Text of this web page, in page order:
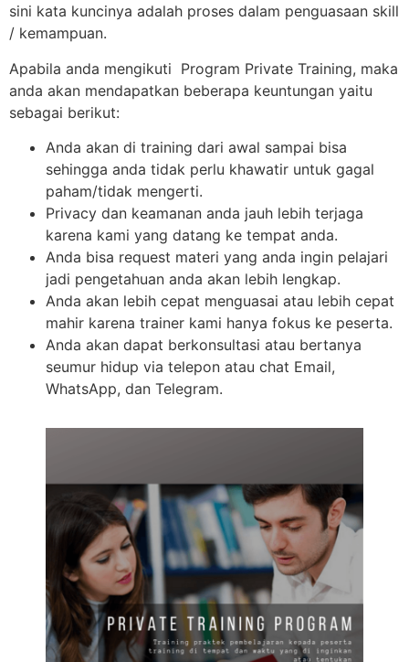
sini kata kuncinya adalah proses dalam penguasaan skill
/ kemampuan.
Apabila anda mengikuti Program Private Training, maka
anda akan mendapatkan beberapa keuntungan yaitu
sebagai berikut:
Anda akan di training dari awal sampai bisa
sehingga anda tidak perlu khawatir untuk gagal
paham/tidak mengerti.
Privacy dan keamanan anda jauh lebih terjaga
karena kami yang datang ke tempat anda.
Anda bisa request materi yang anda ingin pelajari
jadi pengetahuan anda akan lebih lengkap.
Anda akan lebih cepat menguasai atau lebih cepat
mahir karena trainer kami hanya fokus ke peserta.
Anda akan dapat berkonsultasi atau bertanya
seumur hidup via telepon atau chat Email,
WhatsApp, dan Telegram.